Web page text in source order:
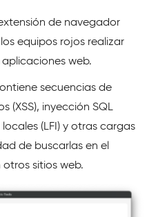
de navegador
equipos rojos realizar
web.
secuencias de
(XSS), inyección SQL
(LFI) y otras cargas
de buscarlas en el
sitios web.